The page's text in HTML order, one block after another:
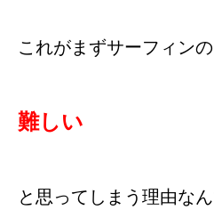
これがまずサーフィン
難しい
と思ってしまう理由なん